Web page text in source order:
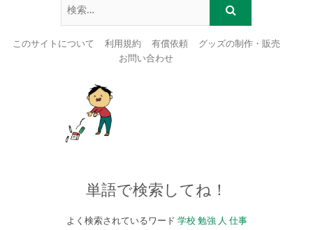
このサイトについて 利用規約 有償依頼
グッズの制作・販売
お問い合わせ
単語で検索してね！
よく検索されているワード 学校 勉強 人 仕事